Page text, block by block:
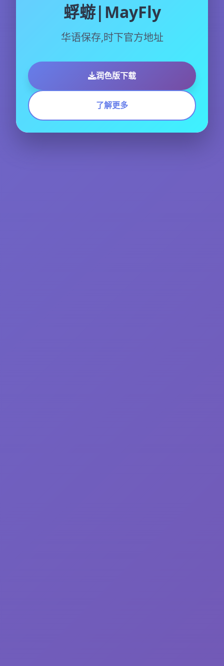
蜉蝣|MayFly
华语保存,时下官方地址
润色版下载
了解更多